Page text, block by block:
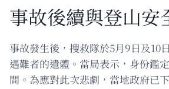
事故後續與登山安
事故發生後，搜救隊於5月9日及10
遇難者的遺體。當局表示，身份鑑
間。為應對此次悲劇，當地政府已